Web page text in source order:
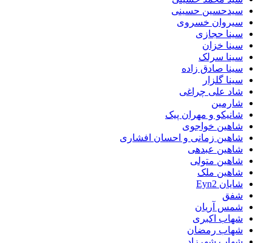
سیدحسین حسینی
سیروان خسروی
سینا حجازی
سینا خزان
سینا سرلک
سینا صادق زاده
سینا گلزار
شاد علی چراغی
شارمین
شانیکو و مهران پیک
شاهین خواجوی
شاهین زمانی و احسان افشاری
شاهین عبدهی
شاهین متولی
شاهین ملک
شایان Eyn2
شفق
شمس آریان
شهاب اکبری
شهاب رمضان